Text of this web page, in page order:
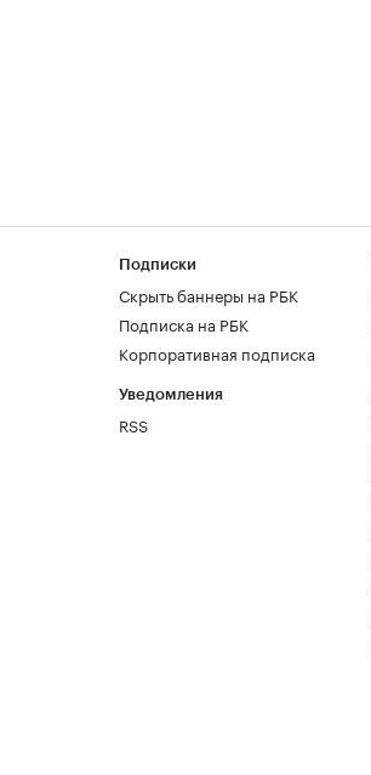
Подписки
Скрыть баннеры на РБК
Подписка на РБК
Корпоративная подписка
Уведомления
RSS